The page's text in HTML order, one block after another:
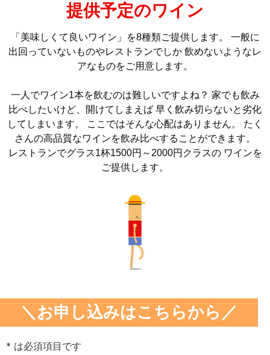
提供予定のワイン
「美味しくて良いワイン」を8種類ご提供します。 一般に
出回っていないものやレストランでしか 飲めないようなレ
アなものをご用意します。
一人でワイン1本を飲むのは難しいですよね？ 家でも飲み
比べしたいけど、開けてしまえば 早く飲み切らないと劣化
してしまいます。 ここではそんな心配はありません。 たく
さんの高品質なワインを飲み比べすることができます。
レストランでグラス1杯1500円～2000円クラスの ワインを
ご提供します。
＼お申し込みはこちらから／
* は必須項目です